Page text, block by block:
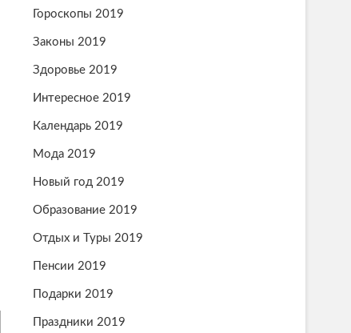
Гороскопы 2019
Законы 2019
Здоровье 2019
Интересное 2019
Календарь 2019
Мода 2019
Новый год 2019
Образование 2019
Отдых и Туры 2019
Пенсии 2019
Подарки 2019
Праздники 2019